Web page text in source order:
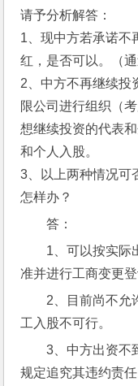
请予分析解答：
1、现中方若承诺不
红，是否可以。（
2、中方不再继续投
限公司进行组织（
想继续投资的代表
和个人入股。
3、以上两种情况可
怎样办？
答：
1、可以按实际
准并进行工商变更登
2、目前尚不允
工入股不可行。
3、中方出资不
规定追究其违约责任